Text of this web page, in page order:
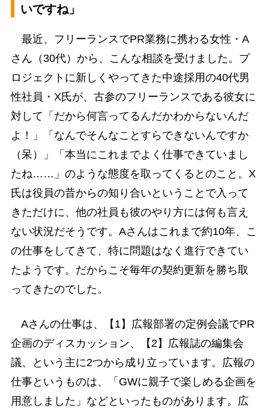
いですね」
最近、フリーランスでPR業務に携わる女性・A
さん（30代）から、こんな相談を受けました。プ
ロジェクトに新しくやってきた中途採用の40代男
性社員・X氏が、古参のフリーランスである彼女に
対して「だから何言ってるんだかわからないんだ
よ！」「なんでそんなことすらできないんですか
（呆）」「本当にこれまでよく仕事できていまし
たね……」のような態度を取ってくるとのこと。X
氏は役員の昔からの知り合いということで入って
きただけに、他の社員も彼のやり方には何も言え
ない状況だそうです。Aさんはこれまで約10年、こ
の仕事をしてきて、特に問題はなく進行できてい
たようです。だからこそ毎年の契約更新を勝ち取
ってきたのでした。
Aさんの仕事は、【1】広報部署の定例会議でPR
企画のディスカッション、【2】広報誌の編集会
議、という主に2つから成り立っています。広報の
仕事というものは、「GWに親子で楽しめる企画を
用意しました」などといったものがあります。広